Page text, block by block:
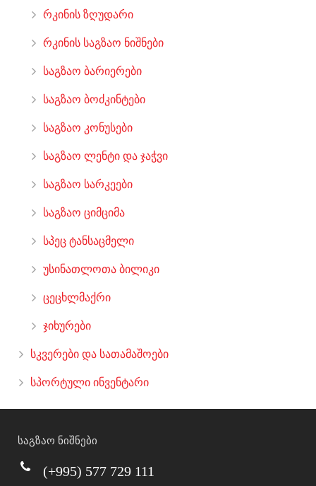
რკინის ზღუდარი
რკინის საგზაო ნიშნები
საგზაო ბარიერები
საგზაო ბოძკინტები
საგზაო კონუსები
საგზაო ლენტი და ჯაჭვი
საგზაო სარკეები
საგზაო ციმციმა
სპეც ტანსაცმელი
უსინათლოთა ბილიკი
ცეცხლმაქრი
ჯიხურები
სკვერები და სათამაშოები
სპორტული ინვენტარი
საგზაო ნიშნები
(+995) 577 729 111